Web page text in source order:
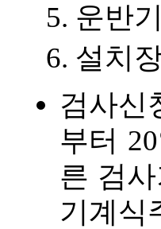
운반
설치
검사신
부터
른 검
기계식